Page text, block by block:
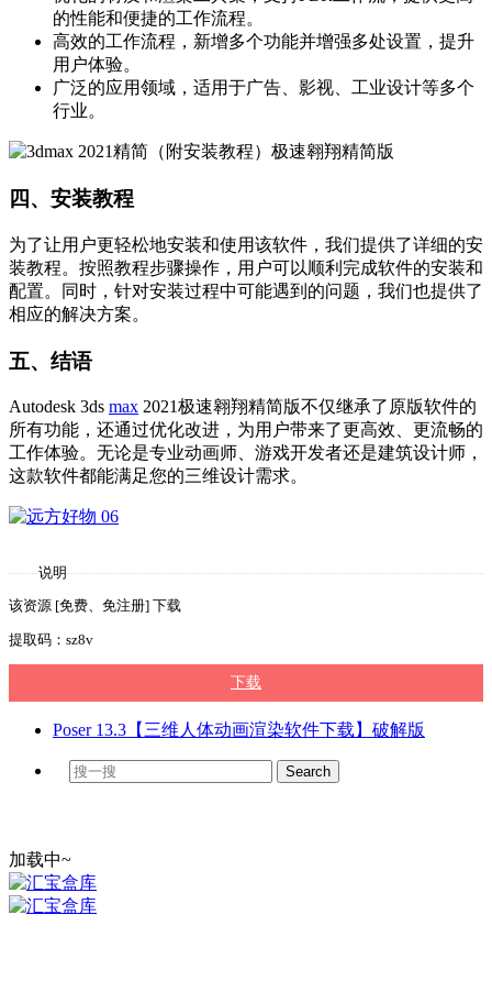
的性能和便捷的工作流程。
高效的工作流程，新增多个功能并增强多处设置，提升
用户体验。
广泛的应用领域，适用于广告、影视、工业设计等多个
行业。
四、安装教程
为了让用户更轻松地安装和使用该软件，我们提供了详细的安
装教程。按照教程步骤操作，用户可以顺利完成软件的安装和
配置。同时，针对安装过程中可能遇到的问题，我们也提供了
相应的解决方案。
五、结语
Autodesk 3ds max 2021极速翱翔精简版不仅继承了原版软件的
所有功能，还通过优化改进，为用户带来了更高效、更流畅的
工作体验。无论是专业动画师、游戏开发者还是建筑设计师，
这款软件都能满足您的三维设计需求。
说明
该资源 [免费、免注册] 下载
提取码：sz8v
下载
Poser 13.3【三维人体动画渲染软件下载】破解版
加载中~